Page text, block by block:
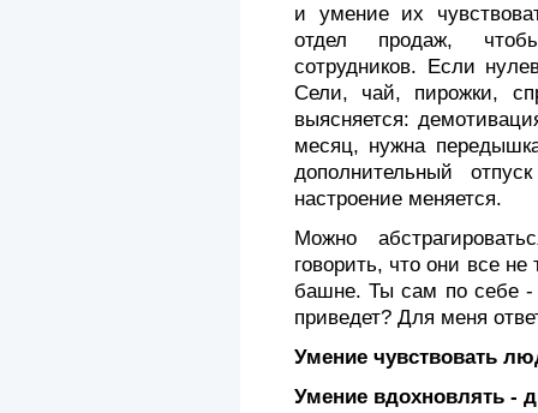
и умение их
отдел продаж,
сотрудников. Если
Сели, чай, пирожки,
выясняется:
месяц, нужна
дополнительный
настроение меняется.
Можно
говорить, что они все
башне. Ты сам по себе
приведет? Для меня
Умение чувствовать
Умение вдохновлять -